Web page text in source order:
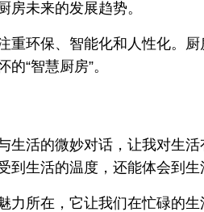
房未来的发展趋势。
重环保、智能化和人性化。
“智慧厨房”。
生活的微妙对话，让我对生
到生活的温度，还能体会到生
力所在，它让我们在忙碌的